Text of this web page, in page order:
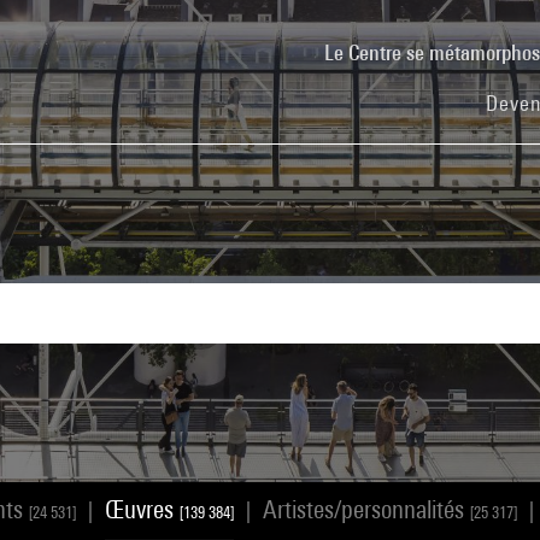
Le Centre se
[24 531] Œuvres [139 384] Artistes/personnalités [25 317]